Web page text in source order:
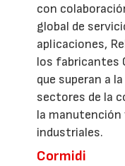
con
global de
aplicaciones,
los fabricantes
que superan a
sectores de la
la manutención
industriales.
Cormidi